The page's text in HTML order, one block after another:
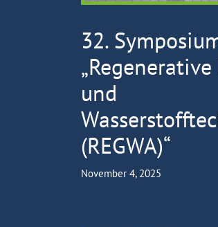
32.
und
(REGWA)“
November 4, 2025